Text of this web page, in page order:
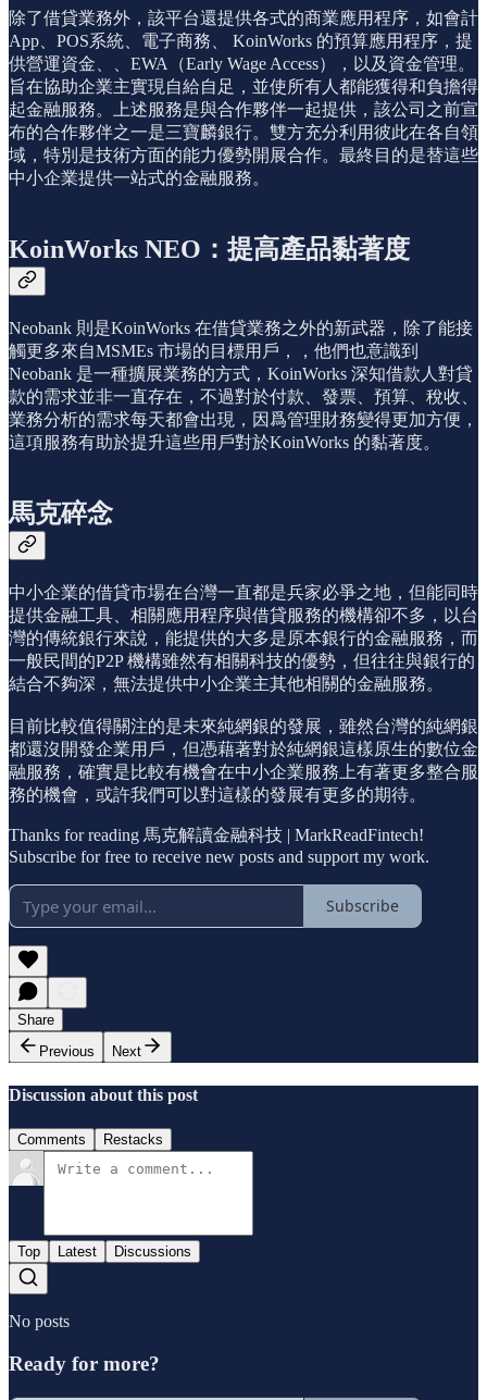
除了借貸業務外，該平台還提供各式的商業應用程序，如會計
App、POS系統、電子商務、 KoinWorks 的預算應用程序，提
供營運資金、、EWA（Early Wage Access），以及資金管理。
旨在協助企業主實現自給自足，並使所有人都能獲得和負擔得
起金融服務。上述服務是與合作夥伴一起提供，該公司之前宣
布的合作夥伴之一是三寶麟銀行。雙方充分利用彼此在各自領
域，特別是技術方面的能力優勢開展合作。最終目的是替這些
中小企業提供一站式的金融服務。
KoinWorks NEO：提高產品黏著度
Neobank 則是KoinWorks 在借貸業務之外的新武器，除了能接
觸更多來自MSMEs 市場的目標用戶，，他們也意識到
Neobank 是一種擴展業務的方式，KoinWorks 深知借款人對貸
款的需求並非一直存在，不過對於付款、發票、預算、稅收、
業務分析的需求每天都會出現，因爲管理財務變得更加方便，
這項服務有助於提升這些用戶對於KoinWorks 的黏著度。
馬克碎念
中小企業的借貸市場在台灣一直都是兵家必爭之地，但能同時
提供金融工具、相關應用程序與借貸服務的機構卻不多，以台
灣的傳統銀行來說，能提供的大多是原本銀行的金融服務，而
一般民間的P2P 機構雖然有相關科技的優勢，但往往與銀行的
結合不夠深，無法提供中小企業主其他相關的金融服務。
目前比較值得關注的是未來純網銀的發展，雖然台灣的純網銀
都還沒開發企業用戶，但憑藉著對於純網銀這樣原生的數位金
融服務，確實是比較有機會在中小企業服務上有著更多整合服
務的機會，或許我們可以對這樣的發展有更多的期待。
Thanks for reading 馬克解讀金融科技 | MarkReadFintech!
Subscribe for free to receive new posts and support my work.
Subscribe
Share
Previous
Next
Discussion about this post
Comments Restacks
Top Latest Discussions
No posts
Ready for more?